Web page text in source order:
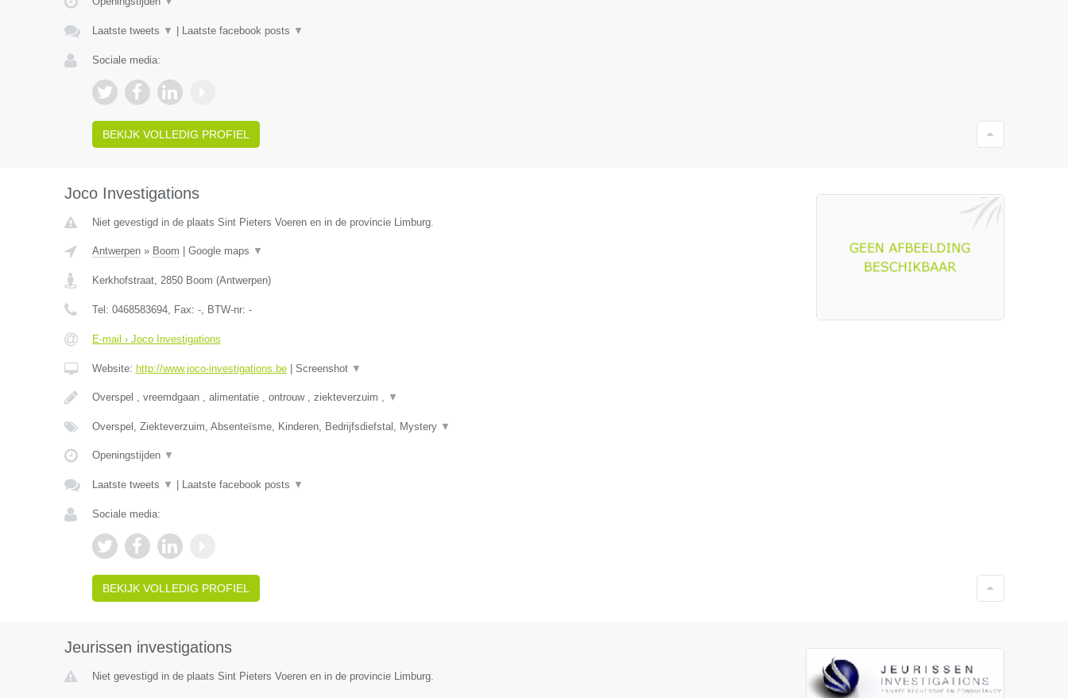
Laatste tweets ▼ Laatste facebook posts ▼
Sociale media:
BEKIJK VOLLEDIG PROFIEL
Joco Investigations
Niet gevestigd in de plaats Sint Pieters Voeren en in de provincie Limburg.
Antwerpen» Boom Google maps ▼
Kerkhofstraat, 2850 Boom (Antwerpen)
Tel: 0468583694, Fax: -, BTW-nr: -
E-mail › Joco Investigations
Website: http://www.joco-investigations.be| Screenshot ▼
Overspel , vreemdgaan , alimentatie , ontrouw , ziekteverzuim , ▼
Overspel, Ziekteverzuim, Absenteïsme, Kinderen, Bedrijfsdiefstal, Mystery ▼
Openingstijden ▼
Laatste tweets ▼ Laatste facebook posts ▼
Sociale media:
BEKIJK VOLLEDIG PROFIEL
Jeurissen investigations
Niet gevestigd in de plaats Sint Pieters Voeren en in de provincie Limburg.